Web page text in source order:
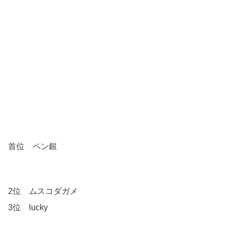
首位 ペン銀
2位 ムスコダガメ
3位 lucky